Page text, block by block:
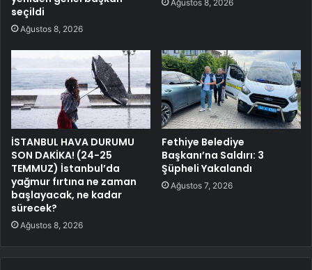
seçildi
Ağustos 8, 2026
Ağustos 8, 2026
İSTANBUL HAVA DURUMU
SON DAKİKA! (24-25
TEMMUZ) İstanbul’da
yağmur fırtına ne zaman
başlayacak, ne kadar
sürecek?
Ağustos 8, 2026
Fethiye Belediye
Başkanı’na Saldırı: 3
Şüpheli Yakalandı
Ağustos 7, 2026